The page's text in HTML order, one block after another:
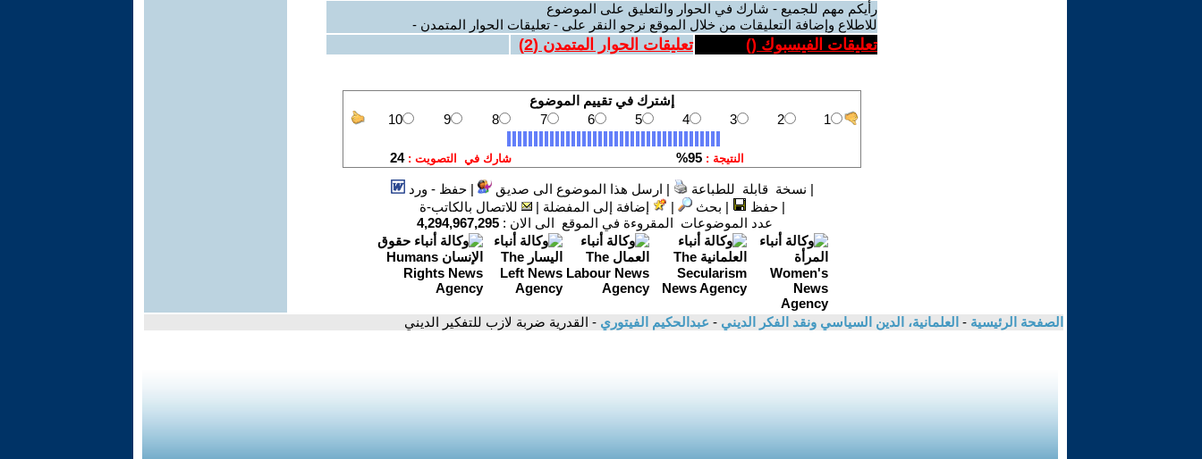
رأيكم مهم للجميع - شارك في الحوار والتعليق على الموضوع
للاطلاع وإضافة التعليقات من خلال الموقع نرجو النقر على - تعليقات الحوار المتمدن -
تعليقات الفيسبوك () تعليقات الحوار المتمدن (2
)
| نسخة قابلة للطباعة | ارسل هذا الموضوع الى صديق |حفظ - ورد
|حفظ | بحث | إضافة إلى المفضلة |
للاتصال بالكاتب-ة
عدد الموضوعات المقروءة في الموقع الى الان : 4,294,967,295
الصفحة الرئيسية - العلمانية، الدين السياسي ونقد الفكر الديني - عبدالحكيم الفيتوري - القدرية ضربة لازب للتفكير الديني